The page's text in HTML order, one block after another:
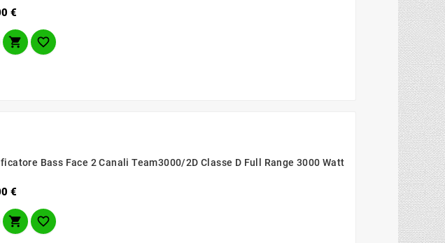
€Prezzo
 
Bass Face 2 Canali Team3000/2D Classe D Full Range 3000 Watt
€Prezzo
 